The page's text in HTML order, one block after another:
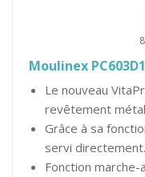
Moulinex
Le nouveau
revêtement
Grâce à sa
servi
Fonction